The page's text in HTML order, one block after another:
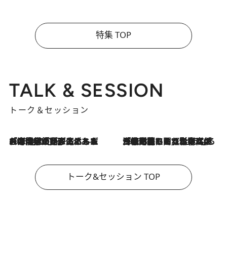
特集 TOP
TALK & SESSION
トーク＆セッション
2026.8.3
「今後値上げがあるとすれば…」「リスクがあるのは今年の冬」エネルギー専門家が語る、ホルムズ海峡封鎖が家庭にもたらす“ある心配” 2026.8.3
「住宅建てられない…」「サーチャージ料の高値が続いている」ホルムズ海峡封鎖による影響はいつまで続く？《エネルギー専門家に聞く“どうなる日本の暮らし”》
トーク&セッション TOP